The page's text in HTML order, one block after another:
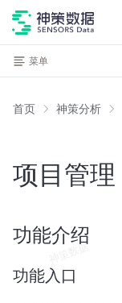
菜单
首页 神策分析
项目管理
功能介绍
功能入口